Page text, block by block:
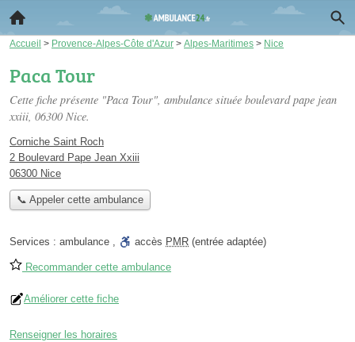
Accueil > Provence-Alpes-Côte d'Azur > Alpes-Maritimes > Nice
Paca Tour
Cette fiche présente "Paca Tour", ambulance située boulevard pape jean
xxiii, 06300 Nice.
Corniche Saint Roch
2 Boulevard Pape Jean Xxiii
06300 Nice
📞 Appeler cette ambulance
Services : ambulance , accès PMR (entrée adaptée)
Recommander cette ambulance
Améliorer cette fiche
Renseigner les horaires